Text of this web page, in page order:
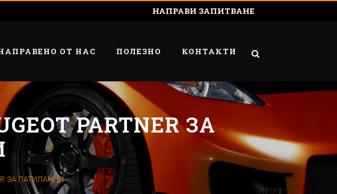
НАПРАВИ ЗАПИТВАНЕ
ОТ НАС ПОЛЕЗНО КОНТАКТИ
PARTNER ЗА
ЗА ПАТИЛАНЦИ